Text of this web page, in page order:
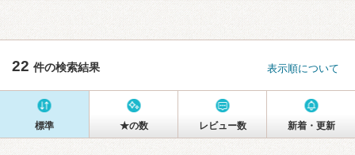
22 件の検索結果 表示順について
標準 ★の数 レビュー数 新着・更新